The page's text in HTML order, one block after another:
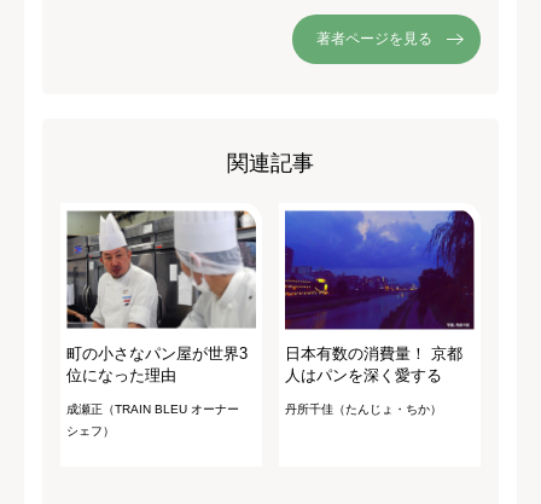
著者ページを見る
関連記事
町の小さなパン屋が世界3
位になった理由
成瀬正（TRAIN BLEU オーナー
シェフ）
日本有数の消費量！ 京都
人はパンを深く愛する
丹所千佳（たんじょ・ちか）